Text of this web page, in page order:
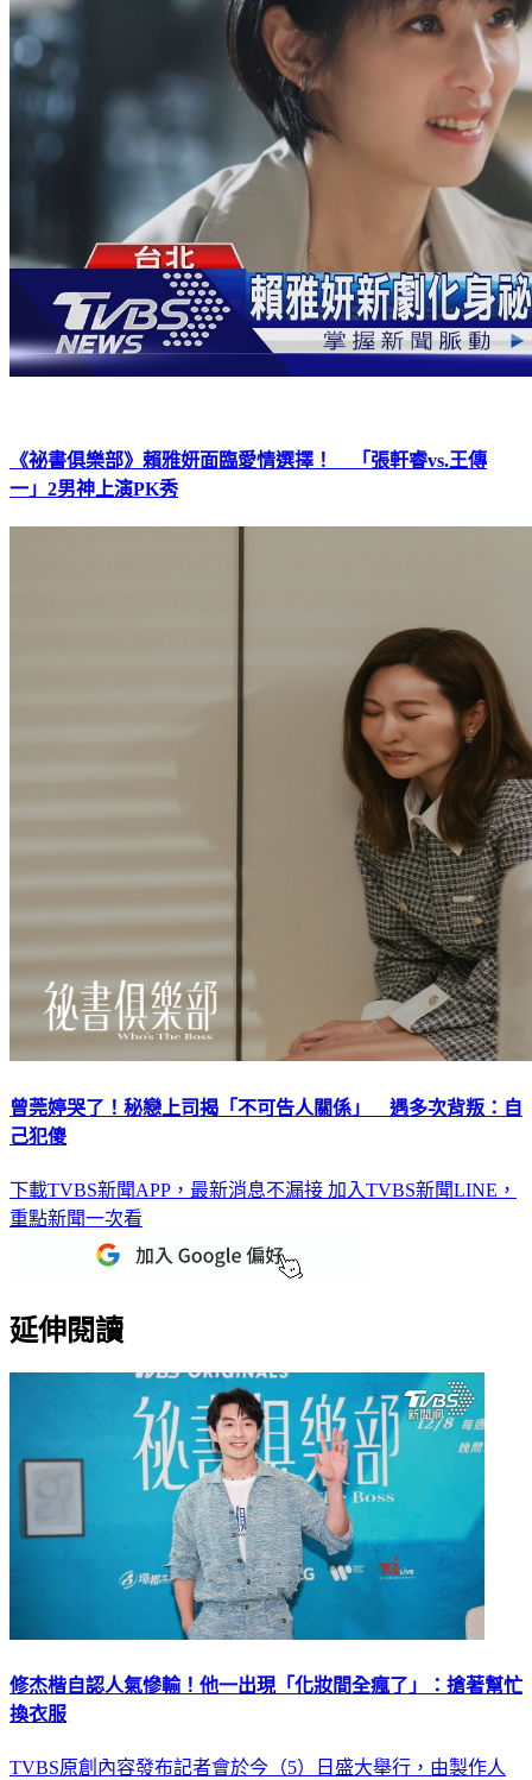
《祕書俱樂部》賴雅妍面臨愛情選擇！ 「張軒睿vs.王傳
一」2男神上演PK秀
曾莞婷哭了！秘戀上司揭「不可告人關係」 遇多次背叛：自
己犯傻
下載TVBS新聞APP，最新消息不漏接 加入TVBS新聞LINE，
重點新聞一次看
延伸閱讀
修杰楷自認人氣慘輸！他一出現「化妝間全瘋了」：搶著幫忙
換衣服
TVBS原創內容發布記者會於今（5）日盛大舉行，由製作人